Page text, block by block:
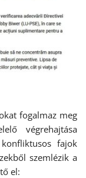
fogalmaz meg
végrehajtása
fajok
szemlézik a
el: